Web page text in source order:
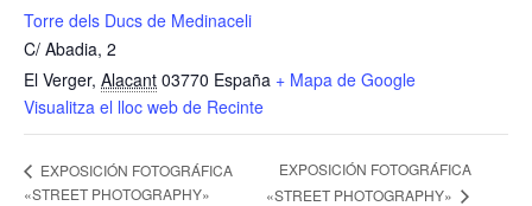
Torre dels Ducs de Medinaceli
C/ Abadia, 2
El Verger, Alacant 03770 España + Mapa de Google
Visualitza el lloc web de Recinte
EXPOSICIÓN FOTOGRÁFICA
«STREET PHOTOGRAPHY»
EXPOSICIÓN FOTOGRÁFICA
«STREET PHOTOGRAPHY»